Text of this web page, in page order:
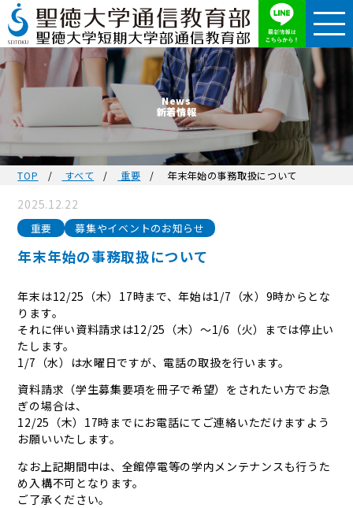
News
新着情報
TOP すべて 重要 年末年始の事務取扱について
2025.12.22
重要 募集やイベントのお知らせ
年末年始の事務取扱について
年末は12/25（木）17時まで、年始は1/7（水）9時からとな
ります。
それに伴い資料請求は12/25（木）～1/6（火）までは停止い
たします。
1/7（水）は水曜日ですが、電話の取扱を行います。
資料請求（学生募集要項を冊子で希望）をされたい方でお急
ぎの場合は、
12/25（木）17時までにお電話にてご連絡いただけますよう
お願いいたします。
なお上記期間中は、全館停電等の学内メンテナンスも行うた
め入構不可となります。
ご了承ください。